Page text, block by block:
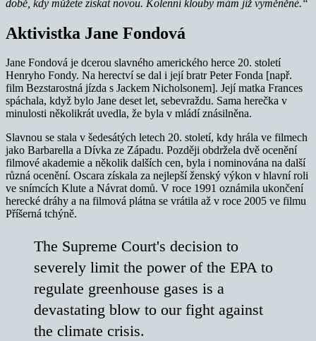
době, kdy můžete získat novou. Kolenní klouby mám již vyměněné.“
Aktivistka Jane Fondová
Jane Fondová je dcerou slavného amerického herce 20. století
Henryho Fondy. Na herectví se dal i její bratr Peter Fonda [např.
film Bezstarostná jízda s Jackem Nicholsonem]. Její matka Frances
spáchala, když bylo Jane deset let, sebevraždu. Sama herečka v
minulosti několikrát uvedla, že byla v mládí znásilněna.
Slavnou se stala v šedesátých letech 20. století, kdy hrála ve filmech
jako Barbarella a Dívka ze Západu. Později obdržela dvě ocenění
filmové akademie a několik dalších cen, byla i nominována na další
různá ocenění. Oscara získala za nejlepší ženský výkon v hlavní roli
ve snímcích Klute a Návrat domů. V roce 1991 oznámila ukončení
herecké dráhy a na filmová plátna se vrátila až v roce 2005 ve filmu
Příšerná tchýně.
The Supreme Court's decision to
severely limit the power of the EPA to
regulate greenhouse gases is a
devastating blow to our fight against
the climate crisis.